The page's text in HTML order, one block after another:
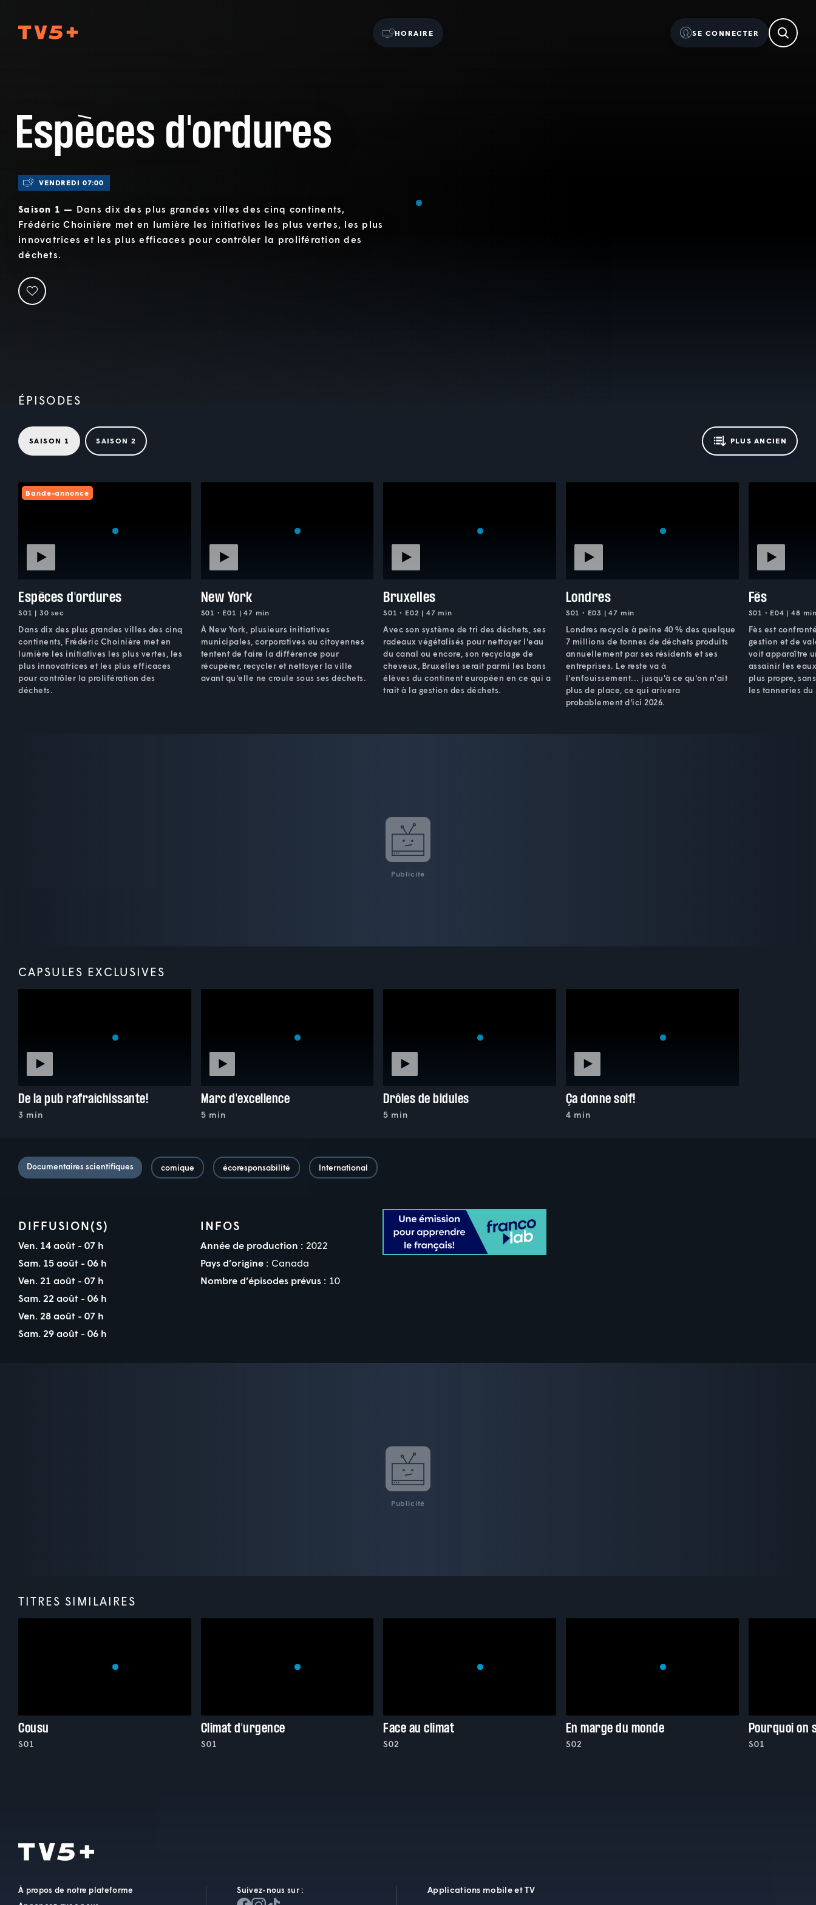
HORAIRE SE CONNECTER
Espèces d'ordures
VENDREDI 07:00
Saison 1 — Dans dix des plus grandes villes des cinq continents,
Frédéric Choinière met en lumière les initiatives les plus vertes, les plus
innovatrices et les plus efficaces pour contrôler la prolifération des
déchets.
ÉPISODES
SAISON 1 SAISON 2 PLUS ANCIEN
Bande-annonce
Espèces d'ordures
S01 | 30 sec
Dans dix des plus grandes villes des cinq
continents, Frédéric Choinière met en
lumière les initiatives les plus vertes, les
plus innovatrices et les plus efficaces
pour contrôler la prolifération des
déchets.
New York
S01 • E01 | 47 min
À New York, plusieurs initiatives
municipales, corporatives ou citoyennes
tentent de faire la différence pour
récupérer, recycler et nettoyer la ville
avant qu'elle ne croule sous ses déchets.
Bruxelles
S01 • E02 | 47 min
Avec son système de tri des déchets, ses
radeaux végétalisés pour nettoyer l'eau
du canal ou encore, son recyclage de
cheveux, Bruxelles serait parmi les bons
élèves du continent européen en ce qui a
trait à la gestion des déchets.
Londres
S01 • E03 | 47 min
Londres recycle à peine 40 % des quelque
7 millions de tonnes de déchets produits
annuellement par ses résidents et ses
entreprises. Le reste va à
l'enfouissement... jusqu'à ce qu'on n'ait
plus de place, ce qui arivera
probablement d'ici 2026.
Fès
S01 • E04 | 48
Fès est
gestion et de
voit apparaître
assainir les
plus propre,
les tanneries du
Publicité
CAPSULES EXCLUSIVES
De la pub rafraîchissante!
3 min
Marc d'excellence
5 min
Drôles de bidules
5 min
Ça donne soif!
4 min
Documentaires scientifiques comique écoresponsabilité International
DIFFUSION(S)
Ven. 14 août - 07 h
Sam. 15 août - 06 h
Ven. 21 août - 07 h
Sam. 22 août - 06 h
Ven. 28 août - 07 h
Sam. 29 août - 06 h
INFOS
Année de production : 2022
Pays d’origine : Canada
Nombre d’épisodes prévus : 10
Publicité
TITRES SIMILAIRES
Cousu
S01
Climat d'urgence
S01
Face au climat
S02
En marge du monde
S02
Pourquoi on
S01
À propos de notre plateforme
Suivez-nous sur : Applications mobile et TV